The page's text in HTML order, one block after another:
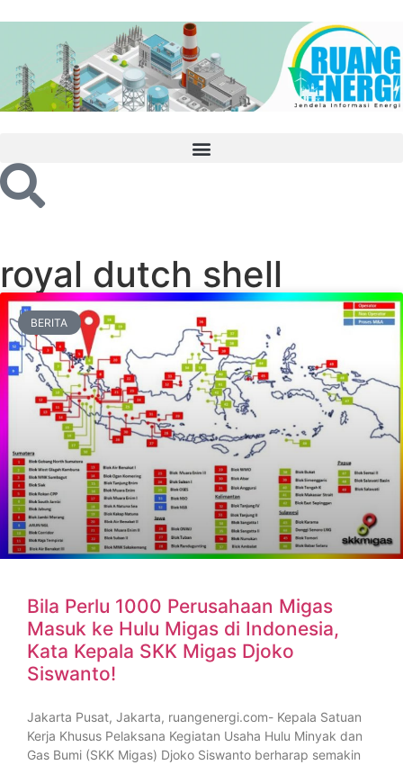
royal dutch shell
BERITA
Bila Perlu 1000 Perusahaan Migas
Masuk ke Hulu Migas di Indonesia,
Kata Kepala SKK Migas Djoko
Siswanto!
Jakarta Pusat, Jakarta, ruangenergi.com- Kepala Satuan
Kerja Khusus Pelaksana Kegiatan Usaha Hulu Minyak dan
Gas Bumi (SKK Migas) Djoko Siswanto berharap semakin